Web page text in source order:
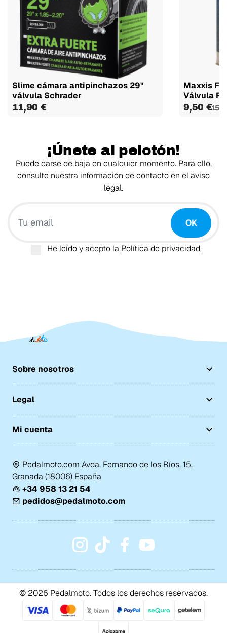
Slime cámara antipinchazos 29"
válvula Schrader
11,90 €
Maxxis
Válvula
9,50 €
¡Únete al pelotón!
Puede darse de baja en cualquier momento. Para ello,
consulte nuestra información de contacto en el aviso
legal.
OK
He leído y acepto la Política de privacidad
Sobre nosotros
Legal
Mi cuenta
Pedalmoto.com Avda. Fernando de los Ríos, 15,
Granada (18006) España
+34 958 13 21 54
pedidos@pedalmoto.com
© 2026 Pedalmoto. Todos los derechos reservados.